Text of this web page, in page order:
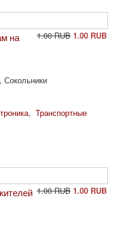
1.00 RUB 1.00 RUB
на
Сокольники
, Транспортные
1.00 RUB 1.00 RUB